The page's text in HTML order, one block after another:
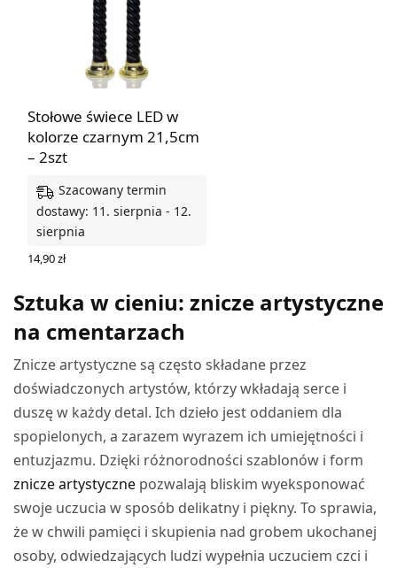
Stołowe świece LED w
kolorze czarnym 21,5cm
– 2szt
Szacowany termin
dostawy: 11. sierpnia - 12.
sierpnia
14,90zł
Sztuka w cieniu: znicze artystyczne
na cmentarzach
Znicze artystyczne są często składane przez
doświadczonych artystów, którzy wkładają serce i
duszę w każdy detal. Ich dzieło jest oddaniem dla
spopielonych, a zarazem wyrazem ich umiejętności i
entuzjazmu. Dzięki różnorodności szablonów i form
znicze artystyczne pozwalają bliskim wyeksponować
swoje uczucia w sposób delikatny i piękny. To sprawia,
że w chwili pamięci i skupienia nad grobem ukochanej
osoby, odwiedzających ludzi wypełnia uczuciem czci i